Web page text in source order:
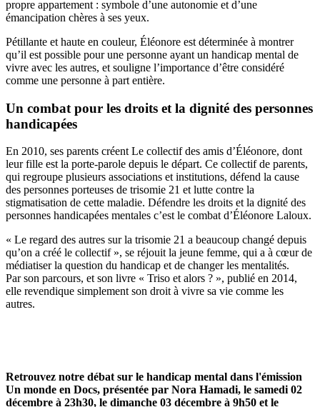
propre appartement : symbole d’une autonomie et d’une
émancipation chères à ses yeux.
Pétillante et haute en couleur, Éléonore est déterminée à montrer
qu’il est possible pour une personne ayant un handicap mental de
vivre avec les autres, et souligne l’importance d’être considéré
comme une personne à part entière.
Un combat pour les droits et la dignité des personnes
handicapées
En 2010, ses parents créent Le collectif des amis d’Éléonore, dont
leur fille est la porte-parole depuis le départ. Ce collectif de parents,
qui regroupe plusieurs associations et institutions, défend la cause
des personnes porteuses de trisomie 21 et lutte contre la
stigmatisation de cette maladie. Défendre les droits et la dignité des
personnes handicapées mentales c’est le combat d’Éléonore Laloux.
« Le regard des autres sur la trisomie 21 a beaucoup changé depuis
qu’on a créé le collectif », se réjouit la jeune femme, qui a à cœur de
médiatiser la question du handicap et de changer les mentalités.
Par son parcours, et son livre « Triso et alors ? », publié en 2014,
elle revendique simplement son droit à vivre sa vie comme les
autres.
Retrouvez notre débat sur le handicap mental dans l'émission
Un monde en Docs, présentée par Nora Hamadi, le samedi 02
décembre à 23h30, le dimanche 03 décembre à 9h50 et le